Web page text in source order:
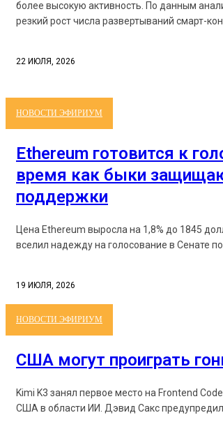
более высокую активность. По данным
резкий рост числа развертываний смарт-
22 ИЮЛЯ, 2026
НОВОСТИ ЭФИРИУМ
Ethereum готовится к
время как быки
поддержки
Цена Ethereum выросла на 1,8% до 1845
вселил надежду на голосование в Сенате по
19 ИЮЛЯ, 2026
НОВОСТИ ЭФИРИУМ
США могут проиграть
Kimi K3 занял первое место на Frontend
США в области ИИ. Дэвид Сакс